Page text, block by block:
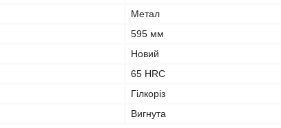
Метал
595 мм
Новий
65 HRC
Гілкоріз
Вигнута